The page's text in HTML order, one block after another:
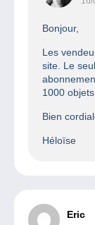
Bonjour,
Les
site. Le
1000 objets.
Bien
Héloïse
Eric